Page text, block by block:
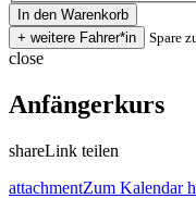
Spare
close
Anfängerkurs
shareLink teilen
attachmentZum Kalendar